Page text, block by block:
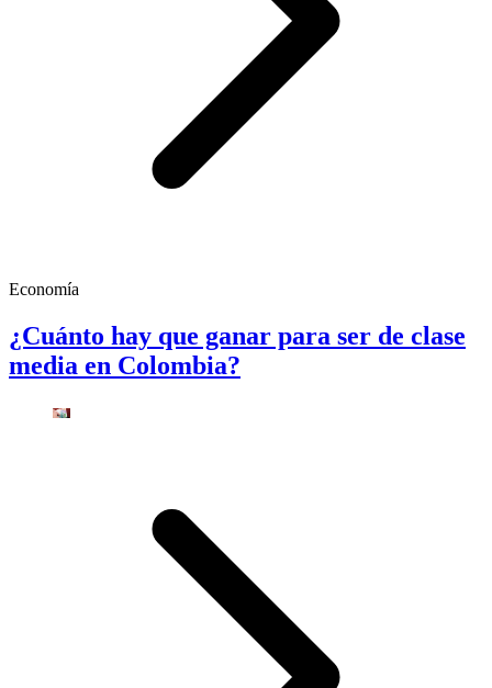
Economía
¿Cuánto hay que ganar para ser de clase
media en Colombia?